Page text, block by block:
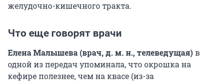
желудочно-кишечного тракта.
Что еще говорят врачи
Елена Малышева (врач, д. м. н., телеведущая) в
одной из передач упоминала, что окрошка на
кефире полезнее, чем на квасе (из-за